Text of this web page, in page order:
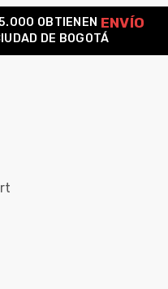
OBTIENEN ENVÍO
DE BOGOTÁ